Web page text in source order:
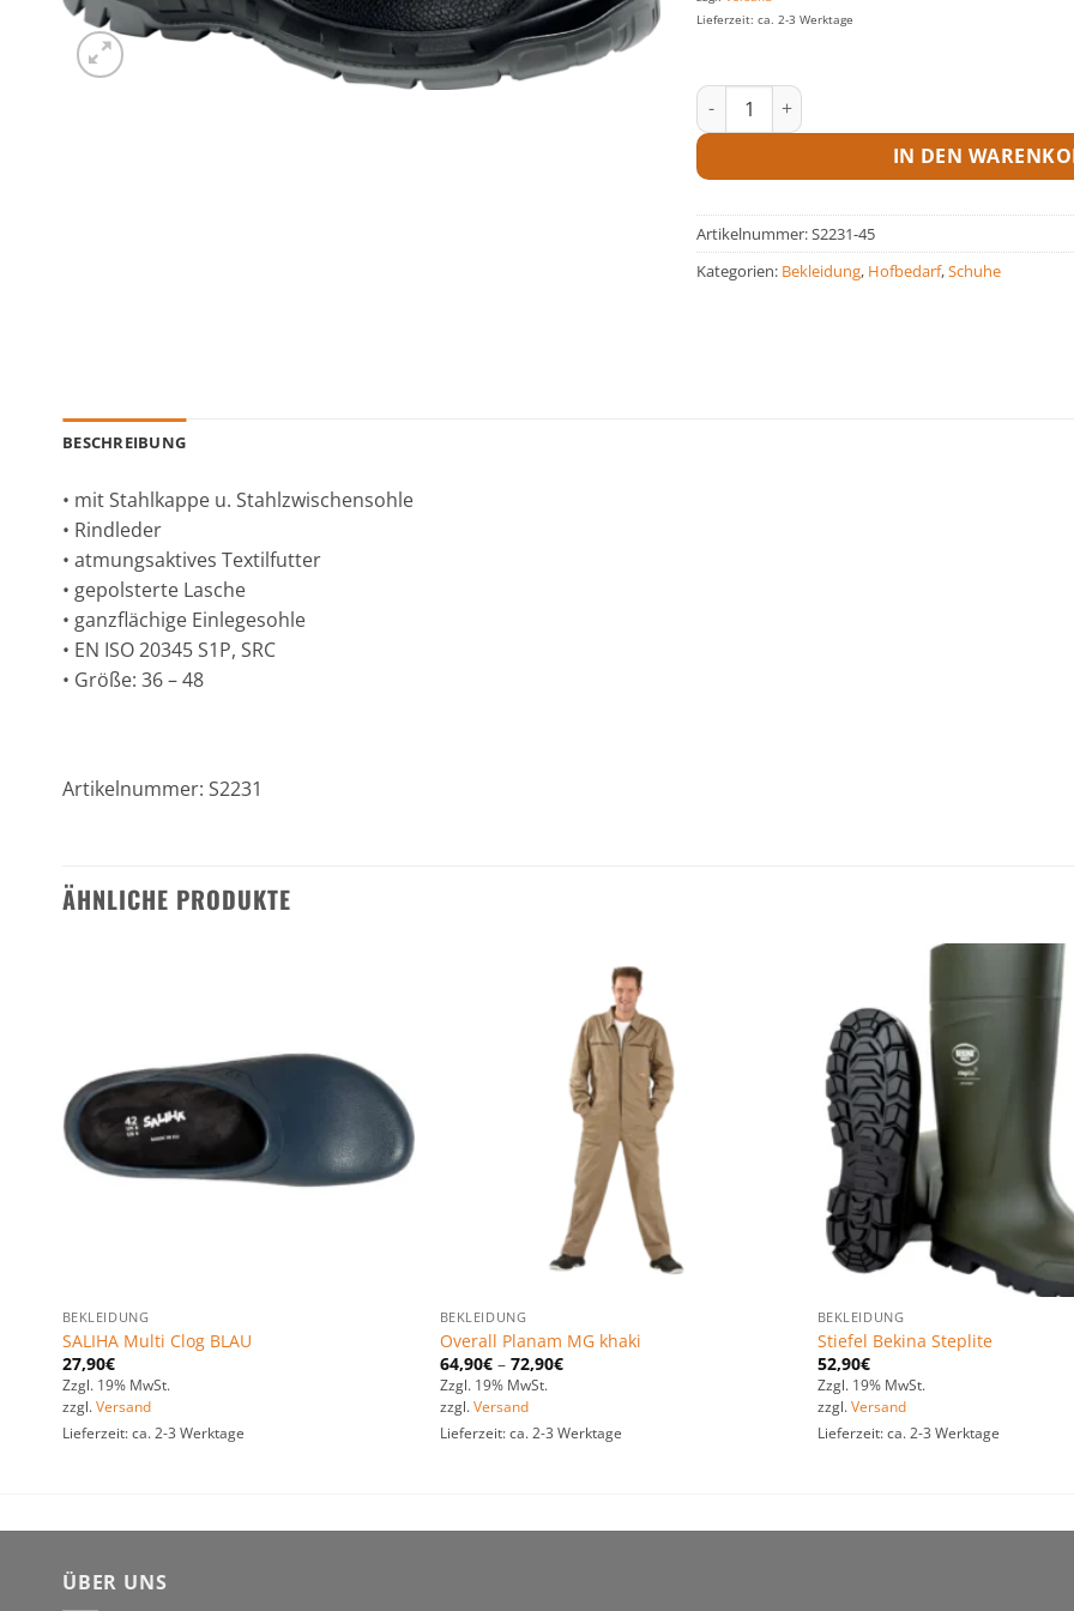
Lieferzeit: ca. 2-3 Werktage
Sandale Menge
IN DEN
Artikelnummer:S2231-45
Kategorien: Bekleidung, Hofbedarf,Schuhe
BESCHREIBUNG
• mit Stahlkappe u. Stahlzwischensohle
• Rindleder
• atmungsaktives Textilfutter
• gepolsterte Lasche
• ganzflächige Einlegesohle
• EN ISO 20345 S1P, SRC
• Größe: 36 – 48
Artikelnummer: S2231
ÄHNLICHE PRODUKTE
BEKLEIDUNG
SALIHA Multi Clog BLAU
27,90€
Zzgl. 19% MwSt.
zzgl. Versand
Lieferzeit: ca. 2-3 Werktage
BEKLEIDUNG
Overall Planam MG khaki
64,90€– 72,90€
Zzgl. 19% MwSt.
zzgl. Versand
Lieferzeit: ca. 2-3 Werktage
BEKLEIDUNG
Stiefel Bekina Steplite
52,90€
Zzgl. 19% MwSt.
zzgl. Versand
Lieferzeit: ca. 2-3 Werktage
ÜBER UNS